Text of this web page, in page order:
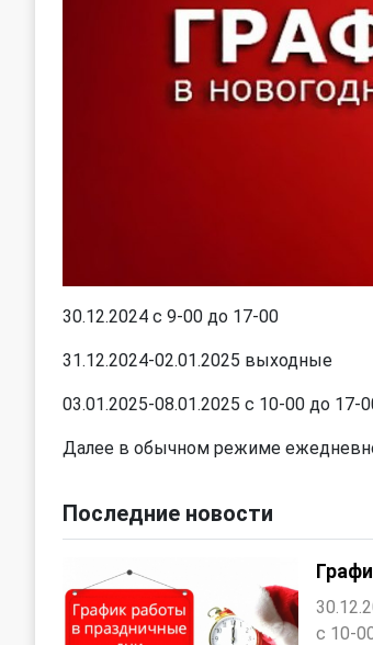
30.12.2024 с 9-00 до 17-00
31.12.2024-02.01.2025 выходные
03.01.2025-08.01.2025 с 10-00 до 17-
Далее в обычном режиме
Последние новости
с 10-